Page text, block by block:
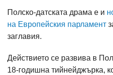
Полско-датската драма е и
на Европейския парламент
заглавия.
Действието се развива в
18-годишна тийнейджърка,